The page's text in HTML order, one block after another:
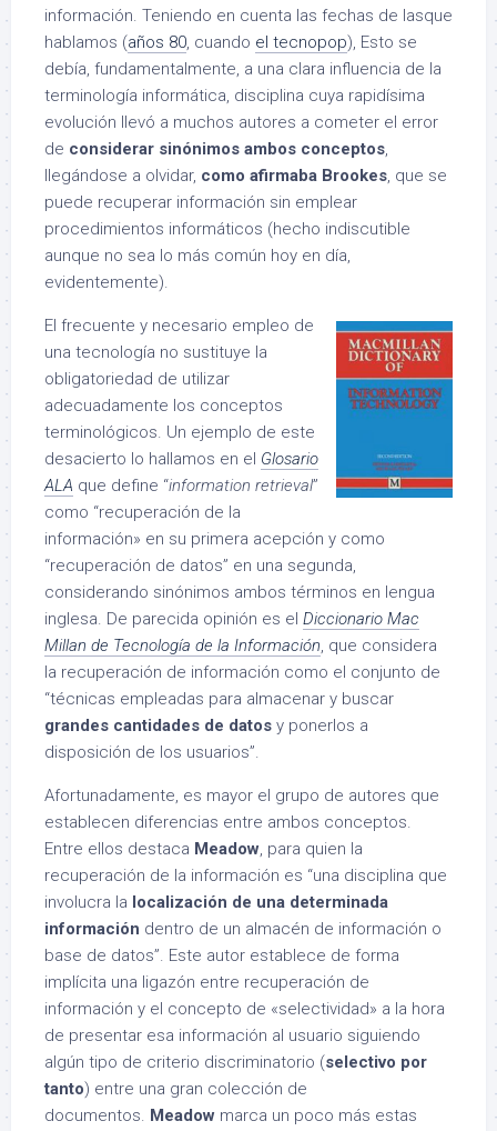
información. Teniendo en cuenta las fechas de lasque
hablamos (años 80, cuando el tecnopop), Esto se
debía, fundamentalmente, a una clara influencia de la
terminología informática, disciplina cuya rapidísima
evolución llevó a muchos autores a cometer el error
de considerar sinónimos ambos conceptos,
llegándose a olvidar, como afirmaba Brookes, que se
puede recuperar información sin emplear
procedimientos informáticos (hecho indiscutible
aunque no sea lo más común hoy en día,
evidentemente).
El frecuente y necesario empleo de
una tecnología no sustituye la
obligatoriedad de utilizar
adecuadamente los conceptos
terminológicos. Un ejemplo de este
desacierto lo hallamos en el Glosario
ALA que define “information retrieval”
como “recuperación de la
información» en su primera acepción y como
“recuperación de datos” en una segunda,
considerando sinónimos ambos términos en lengua
inglesa. De parecida opinión es el Diccionario Mac
Millan de Tecnología de la Información, que considera
la recuperación de información como el conjunto de
“técnicas empleadas para almacenar y buscar
grandes cantidades de datos y ponerlos a
disposición de los usuarios”.
Afortunadamente, es mayor el grupo de autores que
establecen diferencias entre ambos conceptos.
Entre ellos destaca Meadow, para quien la
recuperación de la información es “una disciplina que
involucra la localización de una determinada
información dentro de un almacén de información o
base de datos”. Este autor establece de forma
implícita una ligazón entre recuperación de
información y el concepto de «selectividad» a la hora
de presentar esa información al usuario siguiendo
algún tipo de criterio discriminatorio (selectivo por
tanto) entre una gran colección de
documentos. Meadow marca un poco más estas